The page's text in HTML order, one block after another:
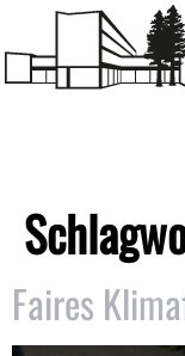
Faires